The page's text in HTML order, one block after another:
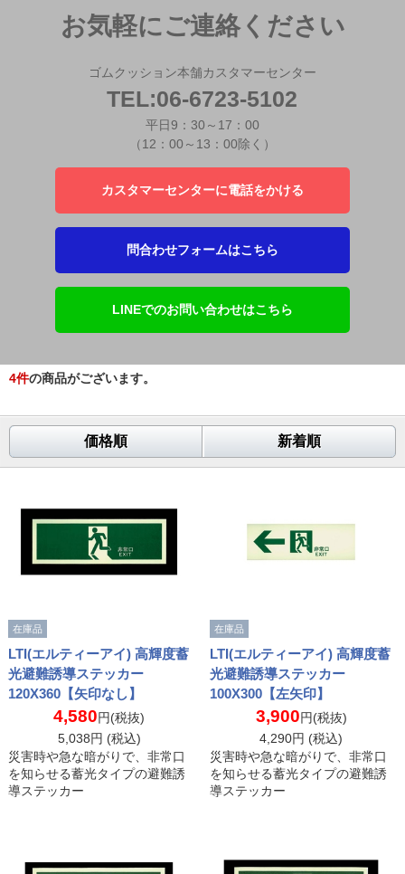
お気軽にご連絡ください
ゴムクッション本舗カスタマーセンター
TEL:06-6723-5102
平日9：30～17：00
（12：00～13：00除く）
カスタマーセンターに電話をかける
問合わせフォームはこちら
LINEでのお問い合わせはこちら
4件の商品がございます。
価格順 新着順
在庫品
LTI(エルティーアイ) 高輝度蓄
光避難誘導ステッカー
120X360【矢印なし】
4,580円(税抜)
5,038円 (税込)
災害時や急な暗がりで、非常口
を知らせる蓄光タイプの避難誘
導ステッカー
在庫品
LTI(エルティーアイ) 高輝度蓄
光避難誘導ステッカー
100X300【左矢印】
3,900円(税抜)
4,290円 (税込)
災害時や急な暗がりで、非常口
を知らせる蓄光タイプの避難誘
導ステッカー